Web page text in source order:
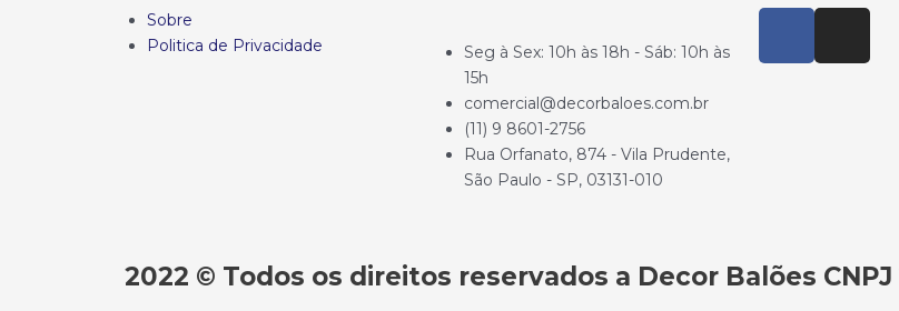
Sobre
Politica de Privacidade
Seg à Sex: 10h às 18h - Sáb: 10h às
15h
comercial@decorbaloes.com.br
(11) 9 8601-2756
Rua Orfanato, 874 - Vila Prudente,
São Paulo - SP, 03131-010
2022 © Todos os direitos reservados a Decor Balões